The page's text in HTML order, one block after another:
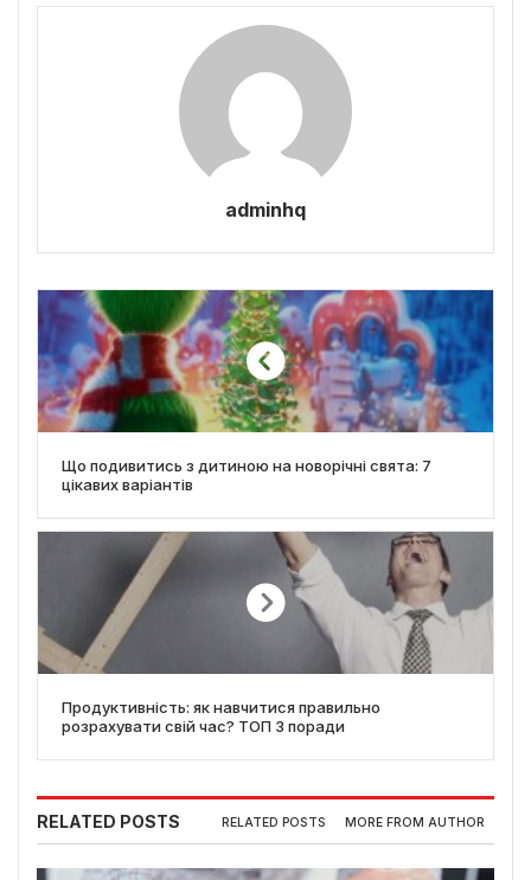
adminhq
Що подивитись з дитиною на новорічні свята: 7
цікавих варіантів
Продуктивність: як навчитися правильно
розрахувати свій час? ТОП 3 поради
RELATED POSTS RELATED POSTS MORE FROM AUTHOR